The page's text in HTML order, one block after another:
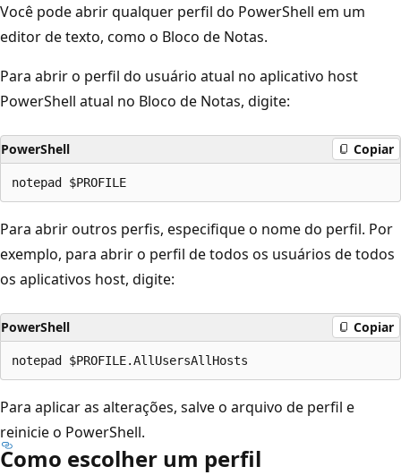
Você pode abrir qualquer perfil do PowerShell em um
editor de texto, como o Bloco de Notas.
Para abrir o perfil do usuário atual no aplicativo host
PowerShell atual no Bloco de Notas, digite:
PowerShell Copiar
Para abrir outros perfis, especifique o nome do perfil. Por
exemplo, para abrir o perfil de todos os usuários de todos
os aplicativos host, digite:
PowerShell Copiar
Para aplicar as alterações, salve o arquivo de perfil e
reinicie o PowerShell.
Como escolher um perfil